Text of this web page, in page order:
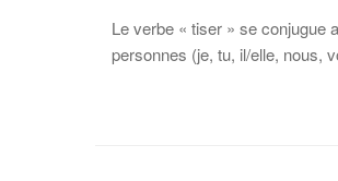
Le verbe « tiser » se conjugue
personnes (je, tu, il/elle, nous,